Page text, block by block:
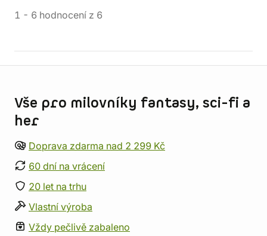
1 - 6 hodnocení z 6
Vše pro milovníky fantasy, sci-fi a
her
Doprava zdarma nad 2 299 Kč
60 dní na vrácení
20 let na trhu
Vlastní výroba
Vždy pečlivě zabaleno